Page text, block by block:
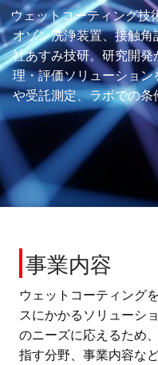
ウェットコーティング技
オゾン洗浄装置、接触
社あすみ技研。研究開
理・評価ソリューショ
や受託測定、ラボでの
事業内容
ウェットコーティング
スにかかるソリューシ
のニーズに応えるため
指す分野、事業内容な